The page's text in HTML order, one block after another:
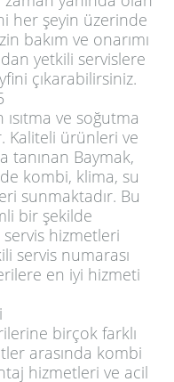
her şeyin üzerinde
bakım ve onarımı
yetkili servislere
çıkarabilirsiniz.
ve soğutma
Kaliteli ürünleri ve
tanınan Baymak,
kombi, klima, su
sunmaktadır. Bu
bir şekilde
servis hizmetleri
servis numarası
en iyi hizmeti
birçok farklı
arasında kombi
hizmetleri ve acil